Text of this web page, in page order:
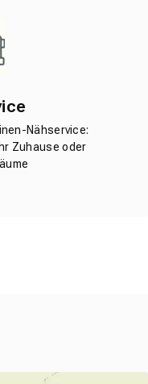
Nähservice:
Zuhause oder